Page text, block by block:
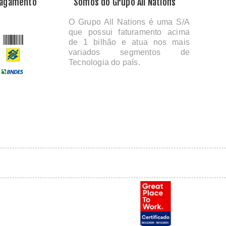
O Grupo All Nations é uma S/A
que possui faturamento acima
de 1 bilhão e atua nos mais
variados segmentos de
Tecnologia do país.